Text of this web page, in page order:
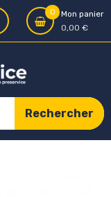
0
Mon panier
0,00 €
Rechercher